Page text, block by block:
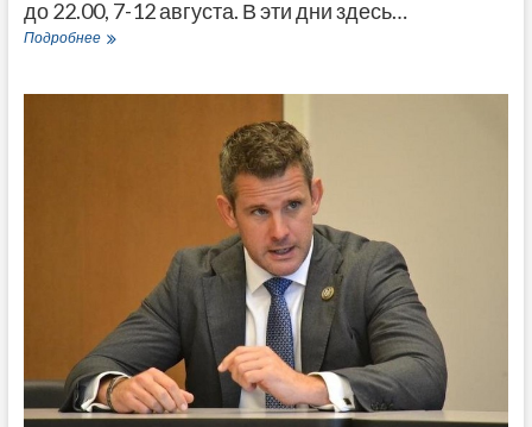
до 22.00, 7-12 августа. В эти дни здесь…
ПодробнееПрезидентский